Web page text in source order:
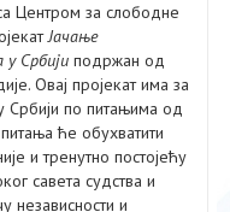
Центром за слободне
Јачање
Србијиподржан од
Овај пројекат има за
Србији по питањима од
ће обухватити
и тренутно постојећу
савета судства и
независности и